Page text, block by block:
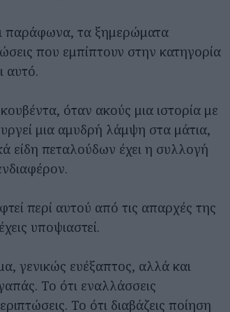
παράφωνα, τα ξημερώματα
που εμπίπτουν στην κατηγορία
αυτό.
όταν ακούς μια ιστορία με
μια αμυδρή λάμψη στα μάτια,
είδη πεταλούδων έχει η συλλογή
περί αυτού από τις απαρχές της
υποψιαστεί.
γενικώς ευέξαπτος, αλλά και
Το ότι εναλλάσσεις
Το ότι διαβάζεις ποίηση